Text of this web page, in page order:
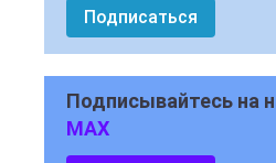
Подписаться
Подписывайтесь на
MAX